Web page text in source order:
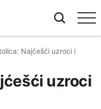
Najćešći uzroci i
uzroci